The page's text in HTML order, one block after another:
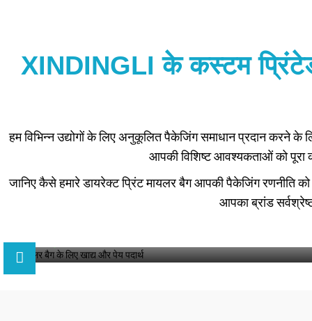
XINDINGLI के कस्टम प्रिंटेड
हम विभिन्न उद्योगों के लिए अनुकूलित पैकेजिंग समाधान प्रदान करने के
आपकी विशिष्ट आवश्यकताओं को पूरा
जानिए कैसे हमारे डायरेक्ट प्रिंट मायलर बैग आपकी पैकेजिंग
आपका ब्रांड